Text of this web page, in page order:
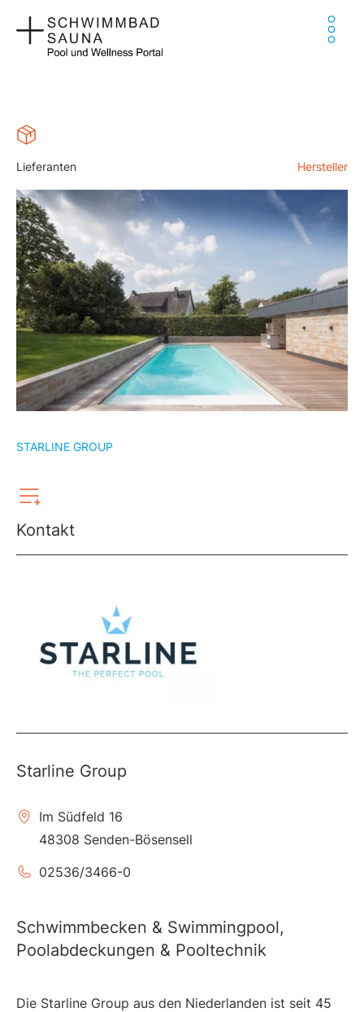
Inhalt
springen
Lieferanten Hersteller
STARLINE GROUP
Kontakt
Starline Group
Im Südfeld 16
48308 Senden-Bösensell
02536/3466-0
Schwimmbecken & Swimmingpool,
Poolabdeckungen & Pooltechnik
Die Starline Group aus den Niederlanden ist seit 45